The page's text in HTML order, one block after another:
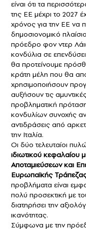
είναι ότι τα
της ΕΕ μέχρι το 2027
χρόνος για την ΕΕ να
δημοσιονομικό
πρόεδρο φον ντερ
κονδύλια σε
θα προτείνουμε
κράτη μέλη που θα
χρησιμοποιήσουν
αυξήσουν τις
προβληματική
κονδυλίων συνοχής
αντιδράσεις από
την Ιταλία.
Οι δύο τελευταίοι
ιδιωτικού κεφαλαίου
Αποταμιεύσεων και
Ευρωπαϊκής
προβλήματα είναι
πολύ προσεκτική με
διατηρήσει την
ικανότητας.
Σύμφωνα με την